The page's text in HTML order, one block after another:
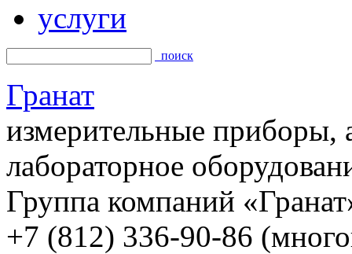
услуги
поиск
Гранат
измерительные приборы,
лабораторное
Группа компаний
+7 (812) 336-90-86